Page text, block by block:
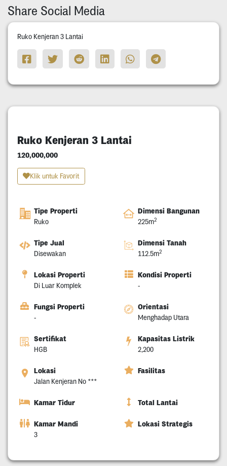
Share Social Media
Ruko Kenjeran 3 Lantai
Ruko Kenjeran 3 Lantai
120,000,000
Klik untuk Favorit
Tipe Properti
Ruko
Dimensi Bangunan
225m2
Tipe Jual
Disewakan
Dimensi Tanah
112.5m2
Lokasi Properti
Di Luar Komplek
Kondisi Properti
-
Fungsi Properti
-
Orientasi
Menghadap Utara
Sertifikat
HGB
Kapasitas Listrik
2,200
Lokasi
Jalan Kenjeran No ***
Fasilitas
Kamar Tidur Total Lantai
Kamar Mandi
3
Lokasi Strategis